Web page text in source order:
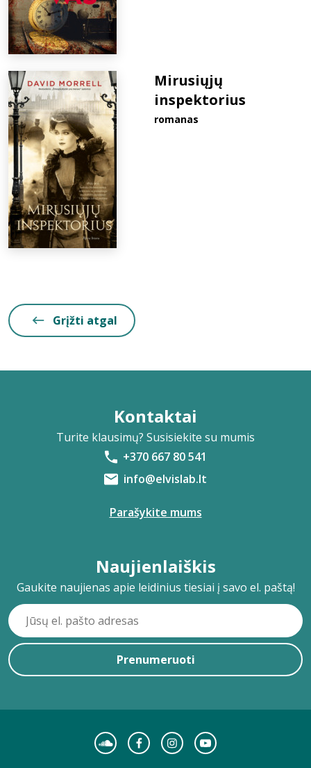
Mirusiųjų
inspektorius
romanas
Grįžti atgal
Kontaktai
Turite klausimų? Susisiekite su mumis
+370 667 80 541
info@elvislab.lt
Parašykite mums
Naujienlaiškis
Gaukite naujienas apie leidinius tiesiai į savo el. paštą!
Prenumeruoti